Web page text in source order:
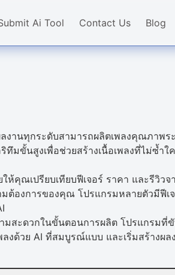
Ai Tool Contact Us Blog
งานทุกระดับสามารถผลิตเพลงคุณภาพ
ขั้นสูงเพื่อช่วยสร้างเนื้อเพลงที่ไม่ซ้ำใ
ณเปรียบเทียบฟีเจอร์ ราคา และรีวิวจ
องการของคุณ โปรแกรมหลายตัวมีฟีเ
ะดวกในขั้นตอนการผลิต โปรแกรมที่ขั
ลงด้วย AI ที่สมบูรณ์แบบ และเริ่มสร้าง